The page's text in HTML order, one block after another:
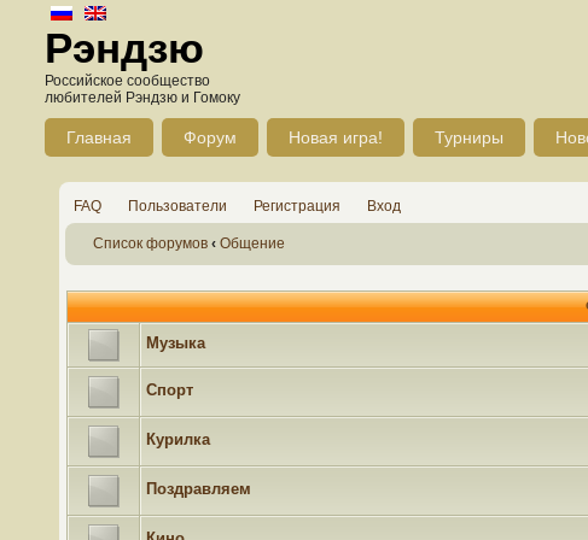
Рэндзю
Российское сообщество
любителей Рэндзю и Гомоку
Главная Форум Новая игра! Турниры
FAQ Пользователи Регистрация Вход
Список форумов ‹ Общение
Музыка
Спорт
Курилка
Поздравляем